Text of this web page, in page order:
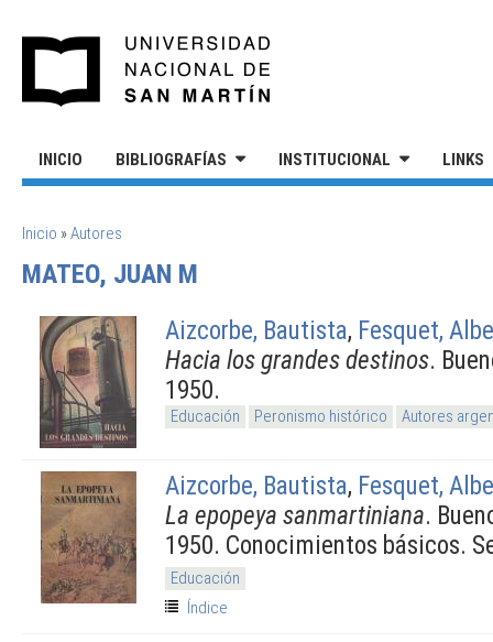
INICIO BIBLIOGRAFÍAS INSTITUCIONAL LINKS
SE ENCUENTRA USTED AQUÍ
Inicio »Autores
MATEO, JUAN M
Aizcorbe, Bautista, Fesquet,
Hacia los grandes destinos.
1950.
Educación Peronismo histórico Autores
Aizcorbe, Bautista, Fesquet,
La epopeya sanmartiniana.
1950. Conocimientos básicos.
Educación
Índice